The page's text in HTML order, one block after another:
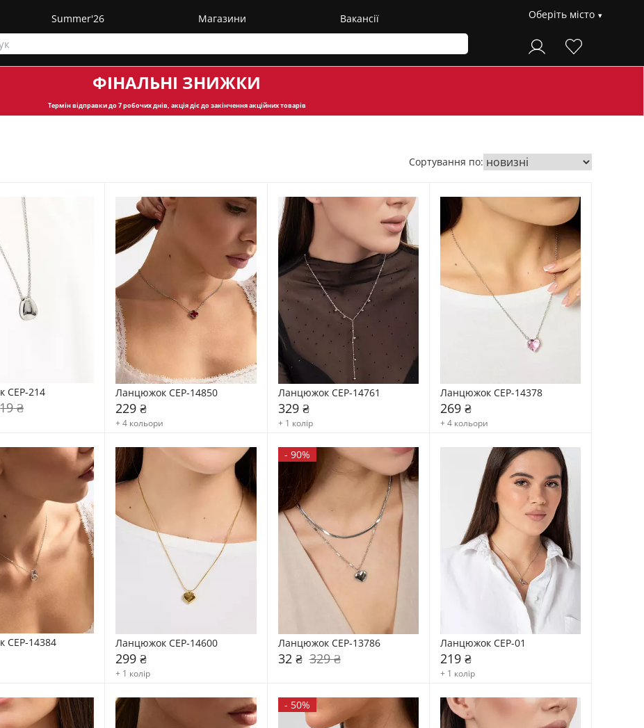
Summer'26 Магазини Вакансії Оберіть місто
ФІНАЛЬНІ ЗНИЖКИ
Термін відправкидо 7 робочих днів, акція діє до закінчення акційних товарів
Сортування по:
CEP-214
₴
Ланцюжок CEP-14850
229 ₴
+ 4 кольори
Ланцюжок CEP-14761
329 ₴
+ 1 колір
Ланцюжок CEP-14378
269 ₴
+ 4 кольори
14384 Ланцюжок CEP-14600
299 ₴
+ 1 колір
- 90%
Ланцюжок CEP-13786
32 ₴ 329 ₴
Ланцюжок CEP-01
219 ₴
+ 1 колір
- 50%